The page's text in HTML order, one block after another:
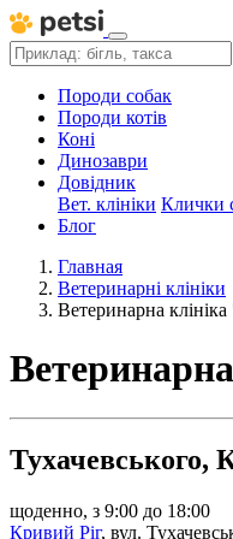
Породи собак
Породи котів
Коні
Динозаври
Довідник
Вет. клініки Клички
Блог
Главная
Ветеринарні клініки
Ветеринарна
Тухачевського,
щоденно, з 9:00 до 18:00
Кривий Ріг, вул.